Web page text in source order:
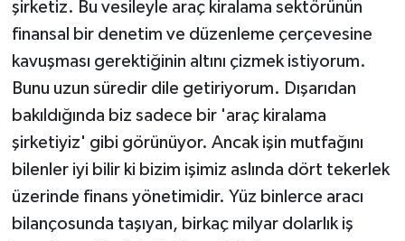
şirketiz. Bu vesileyle araç kiralama sektörünün
finansal bir denetim ve düzenleme çerçevesine
kavuşması gerektiğinin altını çizmek istiyorum.
Bunu uzun süredir dile getiriyorum. Dışarıdan
bakıldığında biz sadece bir 'araç kiralama
şirketiyiz' gibi görünüyor. Ancak işin mutfağını
bilenler iyi bilir ki bizim işimiz aslında dört tekerlek
üzerinde finans yönetimidir. Yüz binlerce aracı
bilançosunda taşıyan, birkaç milyar dolarlık iş